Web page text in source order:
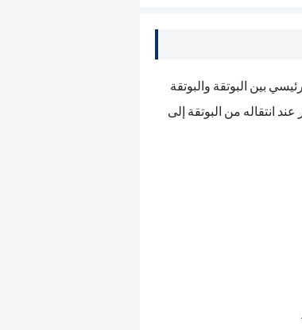
بين البوتقة والبوتقة
انتقاله من البوتقة إلى